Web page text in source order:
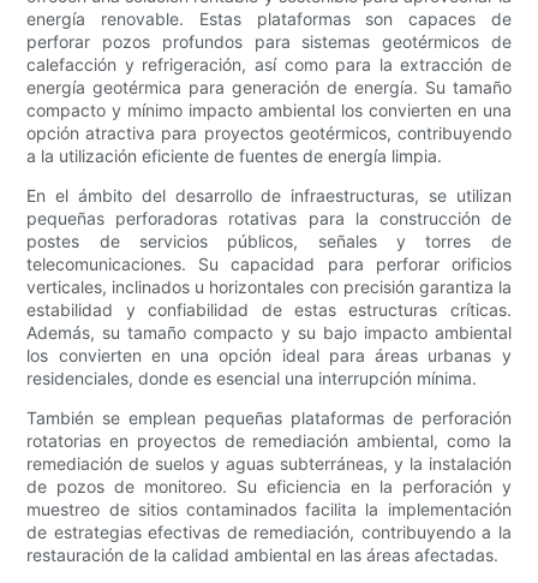
energía renovable. Estas plataformas son capaces de
perforar pozos profundos para sistemas geotérmicos de
calefacción y refrigeración, así como para la extracción de
energía geotérmica para generación de energía. Su tamaño
compacto y mínimo impacto ambiental los convierten en una
opción atractiva para proyectos geotérmicos, contribuyendo
a la utilización eficiente de fuentes de energía limpia.
En el ámbito del desarrollo de infraestructuras, se utilizan
pequeñas perforadoras rotativas para la construcción de
postes de servicios públicos, señales y torres de
telecomunicaciones. Su capacidad para perforar orificios
verticales, inclinados u horizontales con precisión garantiza la
estabilidad y confiabilidad de estas estructuras críticas.
Además, su tamaño compacto y su bajo impacto ambiental
los convierten en una opción ideal para áreas urbanas y
residenciales, donde es esencial una interrupción mínima.
También se emplean pequeñas plataformas de perforación
rotatorias en proyectos de remediación ambiental, como la
remediación de suelos y aguas subterráneas, y la instalación
de pozos de monitoreo. Su eficiencia en la perforación y
muestreo de sitios contaminados facilita la implementación
de estrategias efectivas de remediación, contribuyendo a la
restauración de la calidad ambiental en las áreas afectadas.